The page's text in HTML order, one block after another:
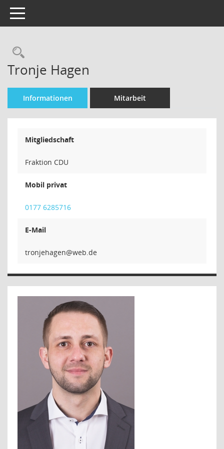
Toggle navigation
Rechercheauswahl
Tronje Hagen
Informationen Mitarbeit
Mitgliedschaft
Fraktion CDU
Mobil privat
0177 6285716
E-Mail
negah